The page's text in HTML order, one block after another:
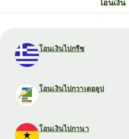
โอนเงิน
โอนเงินไปกรีซ
โอนเงินไปกวาเดอลูป
โอนเงินไปกานา